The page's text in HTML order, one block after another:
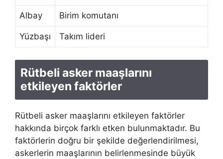
Albay Birim komutanı
Yüzbaşı Takım lideri
Rütbeli asker maaşlarını
etkileyen faktörler
Rütbeli asker maaşlarını etkileyen faktörler
hakkında birçok farklı etken bulunmaktadır. Bu
faktörlerin doğru bir şekilde değerlendirilmesi,
askerlerin maaşlarının belirlenmesinde büyük